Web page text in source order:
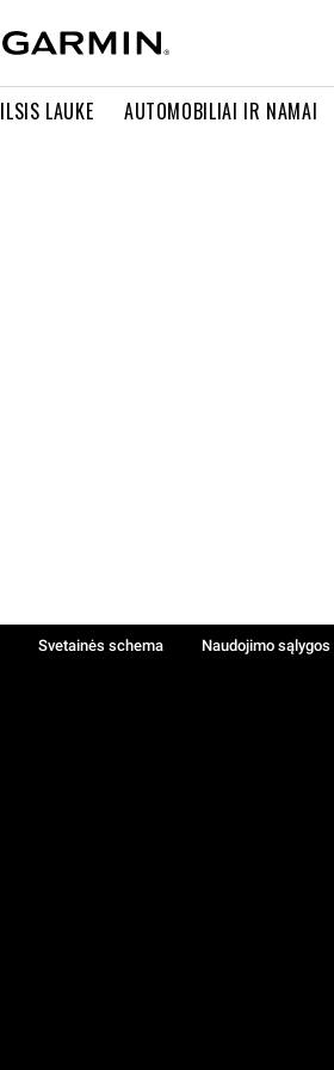
LAUKE AUTOMOBILIAI IR NAMAI
Svetainės schema Naudojimo sąlygos